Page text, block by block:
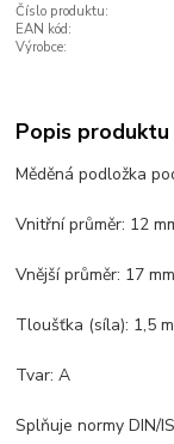
Číslo produktu:
EAN kód:
Výrobce:
Popis produktu
Měděná podložka
Vnitřní průměr: 12
Vnější průměr: 17 mm
Tloušťka (síla): 1,5
Tvar: A
Splňuje normy DIN/